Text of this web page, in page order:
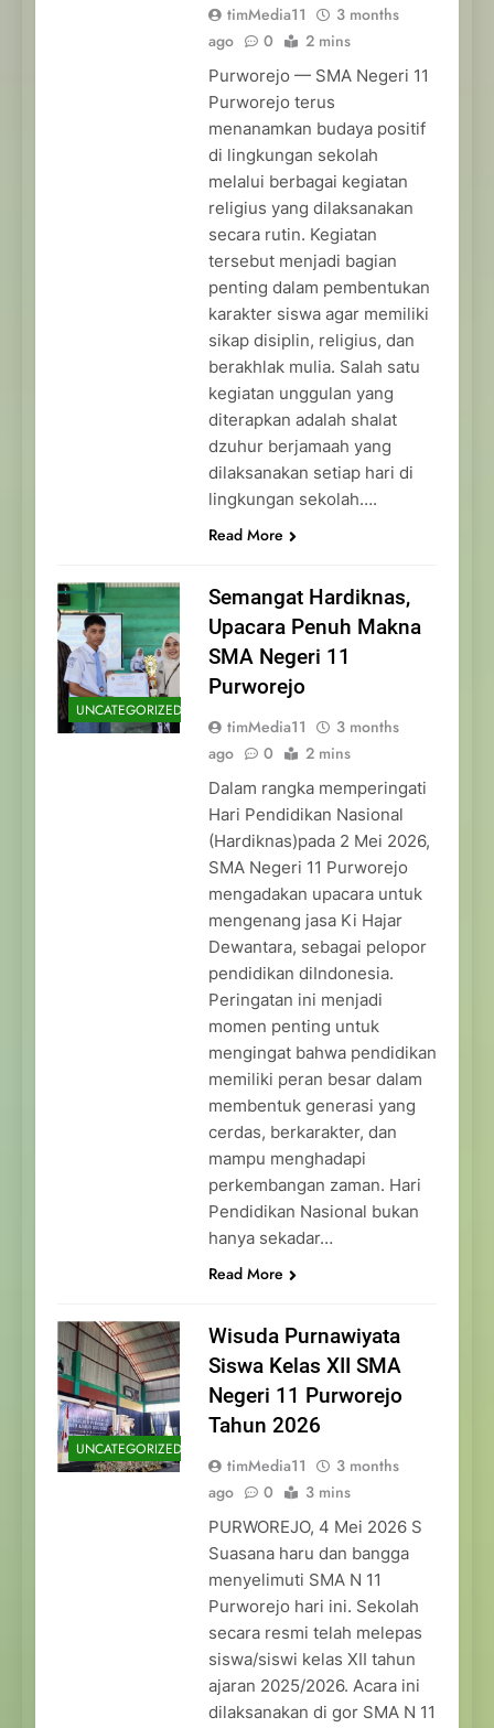
timMedia11
3 months
ago
0 2 mins
Purworejo — SMA Negeri 11
Purworejo terus
menanamkan budaya positif
di lingkungan sekolah
melalui berbagai kegiatan
religius yang dilaksanakan
secara rutin. Kegiatan
tersebut menjadi bagian
penting dalam pembentukan
karakter siswa agar memiliki
sikap disiplin, religius, dan
berakhlak mulia. Salah satu
kegiatan unggulan yang
diterapkan adalah shalat
dzuhur berjamaah yang
dilaksanakan setiap hari di
lingkungan sekolah….
Read More
UNCATEGORIZED
Semangat Hardiknas,
Upacara Penuh Makna
SMA Negeri 11
Purworejo
timMedia11
3 months
ago
0 2 mins
Dalam rangka memperingati
Hari Pendidikan Nasional
(Hardiknas)pada 2 Mei 2026,
SMA Negeri 11 Purworejo
mengadakan upacara untuk
mengenang jasa Ki Hajar
Dewantara, sebagai pelopor
pendidikan diIndonesia.
Peringatan ini menjadi
momen penting untuk
mengingat bahwa pendidikan
memiliki peran besar dalam
membentuk generasi yang
cerdas, berkarakter, dan
mampu menghadapi
perkembangan zaman. Hari
Pendidikan Nasional bukan
hanya sekadar…
Read More
UNCATEGORIZED
Wisuda Purnawiyata
Siswa Kelas XII SMA
Negeri 11 Purworejo
Tahun 2026
timMedia11
3 months
ago
0 3 mins
PURWOREJO, 4 Mei 2026 S
Suasana haru dan bangga
menyelimuti SMA N 11
Purworejo hari ini. Sekolah
secara resmi telah melepas
siswa/siswi kelas XII tahun
ajaran 2025/2026. Acara ini
dilaksanakan di gor SMA N 11